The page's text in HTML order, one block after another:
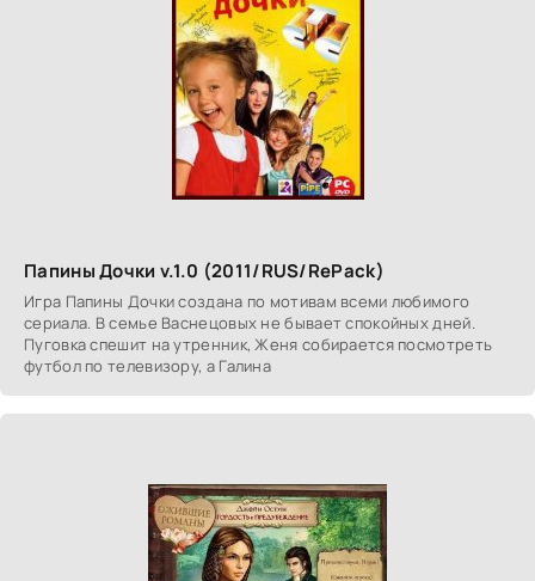
Папины Дочки v.1.0 (2011/RUS/RePack)
Игра Папины Дочки создана по мотивам всеми любимого
сериала. В семье Васнецовых не бывает спокойных дней.
Пуговка спешит на утренник, Женя собирается посмотреть
футбол по телевизору, а Галина